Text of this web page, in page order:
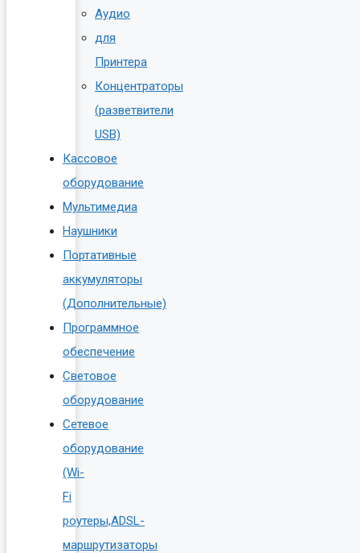
Аудио
для
Принтера
Концентраторы
(разветвители
USB)
Кассовое
оборудование
Мультимедиа
Наушники
Портативные
аккумуляторы
(Дополнительные)
Программное
обеспечение
Световое
оборудование
Сетевое
оборудование
(Wi-
Fi
роутеры,ADSL-
маршрутизаторы